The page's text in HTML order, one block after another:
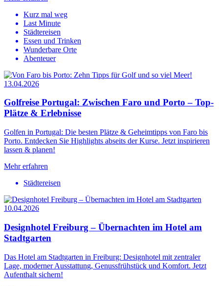
Kurz mal weg
Last Minute
Städtereisen
Essen und Trinken
Wunderbare Orte
Abenteuer
13.04.2026
Golfreise Portugal: Zwischen Faro und Porto – Top-
Plätze & Erlebnisse
Golfen in Portugal: Die besten Plätze & Geheimtipps von Faro bis
Porto. Entdecken Sie Highlights abseits der Kurse. Jetzt inspirieren
lassen & planen!
Mehr erfahren
Städtereisen
10.04.2026
Designhotel Freiburg – Übernachten im Hotel am
Stadtgarten
Das Hotel am Stadtgarten in Freiburg: Designhotel mit zentraler
Lage, moderner Ausstattung, Genussfrühstück und Komfort. Jetzt
Aufenthalt sichern!